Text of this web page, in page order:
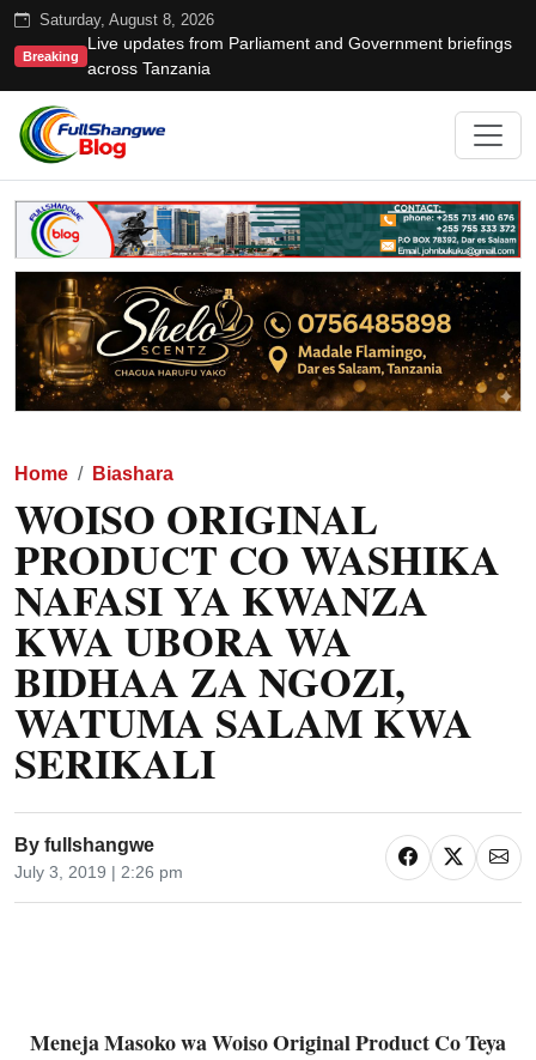
Saturday, August 8, 2026
Breaking
Live updates from Parliament and Government briefings
across Tanzania
Home Biashara
WOISO ORIGINAL
PRODUCT CO WASHIKA
NAFASI YA KWANZA
KWA UBORA WA
BIDHAA ZA NGOZI,
WATUMA SALAM KWA
SERIKALI
By fullshangwe
July 3, 2019 | 2:26 pm
Meneja Masoko wa Woiso Original Product Co Teya